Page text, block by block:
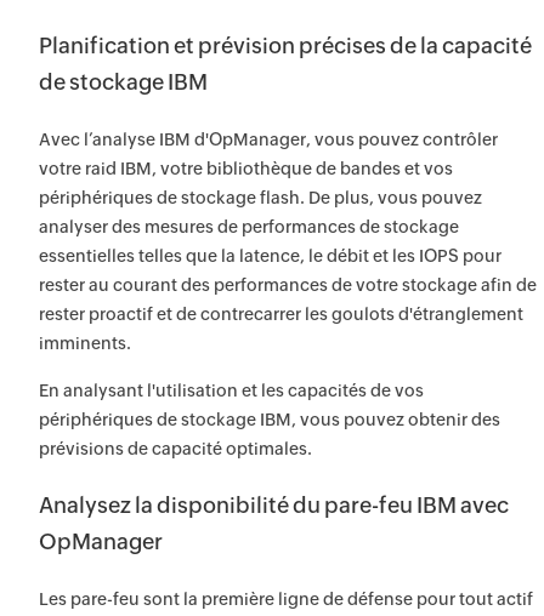
Planification et prévision précises de la capacité
de stockage IBM
Avec l’analyse IBM d'OpManager, vous pouvez contrôler
votre raid IBM, votre bibliothèque de bandes et vos
périphériques de stockage flash. De plus, vous pouvez
analyser des mesures de performances de stockage
essentielles telles que la latence, le débit et les IOPS pour
rester au courant des performances de votre stockage afin de
rester proactif et de contrecarrer les goulots d'étranglement
imminents.
En analysant l'utilisation et les capacités de vos
périphériques de stockage IBM, vous pouvez obtenir des
prévisions de capacité optimales.
Analysez la disponibilité du pare-feu IBM avec
OpManager
Les pare-feu sont la première ligne de défense pour tout actif